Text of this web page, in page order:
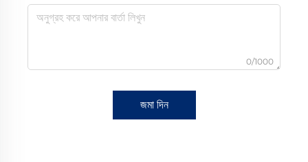
0/1000
জমা দিন